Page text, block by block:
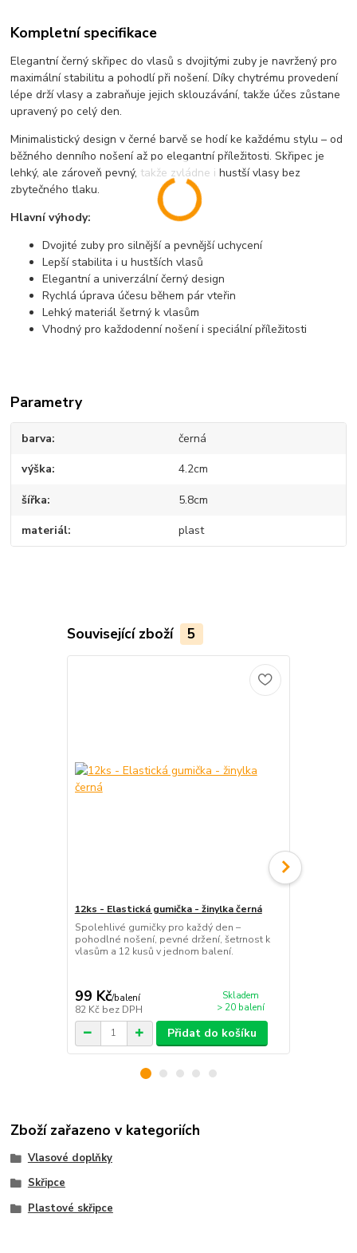
Kompletní specifikace
Elegantní černý skřipec do vlasů s dvojitými zuby je navržený pro
maximální stabilitu a pohodlí při nošení. Díky chytrému provedení
lépe drží vlasy a zabraňuje jejich sklouzávání, takže účes zůstane
upravený po celý den.
Minimalistický design v černé barvě se hodí ke každému stylu – od
běžného denního nošení až po elegantní příležitosti. Skřipec je
lehký, ale zároveň pevný, takže zvládne i hustší vlasy bez
zbytečného tlaku.
Hlavní výhody:
Dvojité zuby pro silnější a pevnější uchycení
Lepší stabilita i u hustších vlasů
Elegantní a univerzální černý design
Rychlá úprava účesu během pár vteřin
Lehký materiál šetrný k vlasům
Vhodný pro každodenní nošení i speciální příležitosti
Parametry
barva černá
výška 4.2cm
šířka 5.8cm
materiál plast
Související zboží 5
12ks - Elastická gumička - žinylka černá
Spolehlivé gumičky pro každý den –
pohodlné nošení, pevné držení, šetrnost k
vlasům a 12 kusů v jednom balení.
99 Kč/balení
82 Kč bez DPH
Skladem
> 20 balení
Přidat do košíku
Zboží zařazeno v kategoriích
Vlasové doplňky
Skřipce
Plastové skřipce